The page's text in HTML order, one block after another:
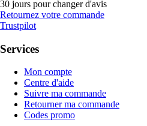
30 jours pour changer d'avis
Retournez votre commande
Trustpilot
Services
Mon compte
Centre d'aide
Suivre ma commande
Retourner ma commande
Codes promo